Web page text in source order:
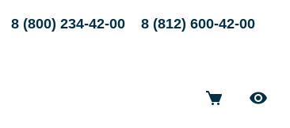
8 (800) 234-42-00 8 (812) 600-42-00